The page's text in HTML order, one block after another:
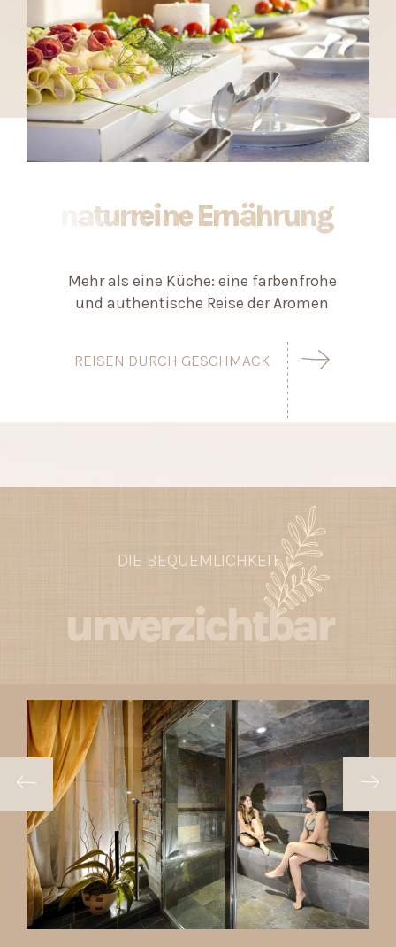
naturreine Ernährung
Mehr als eine Küche: eine farbenfrohe
und authentische Reise der Aromen
REISEN DURCH GESCHMACK
DIE BEQUEMLICHKEIT
unverzichtbar